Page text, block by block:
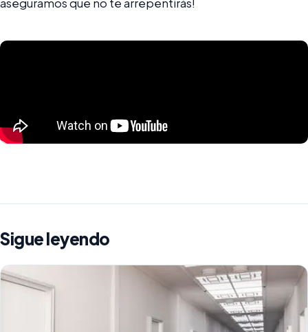
aseguramos que no te arrepentirás!
Sigue leyendo